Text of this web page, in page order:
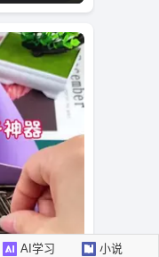
AI学习 小说